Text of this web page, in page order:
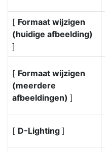
[ Formaat wijzigen
(huidige afbeelding)
]
[ Formaat wijzigen
(meerdere
afbeeldingen) ]
[ D-Lighting ]